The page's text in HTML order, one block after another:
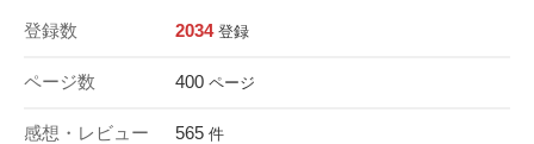
登録数 2034 登録
ページ数 400 ページ
感想・レビュー 565 件